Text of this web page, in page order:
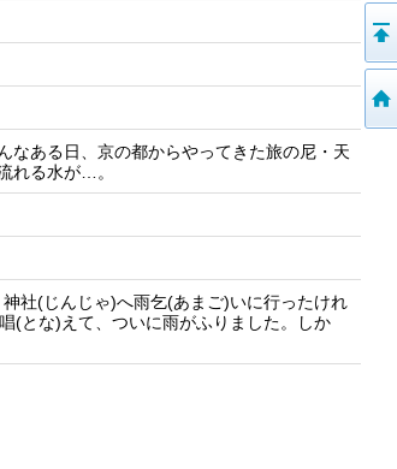
なある日、京の都からやってきた旅の尼・天
れる水が…。
社(じんじゃ)へ雨乞(あまご)いに行ったけれ
(とな)えて、ついに雨がふりました。しか